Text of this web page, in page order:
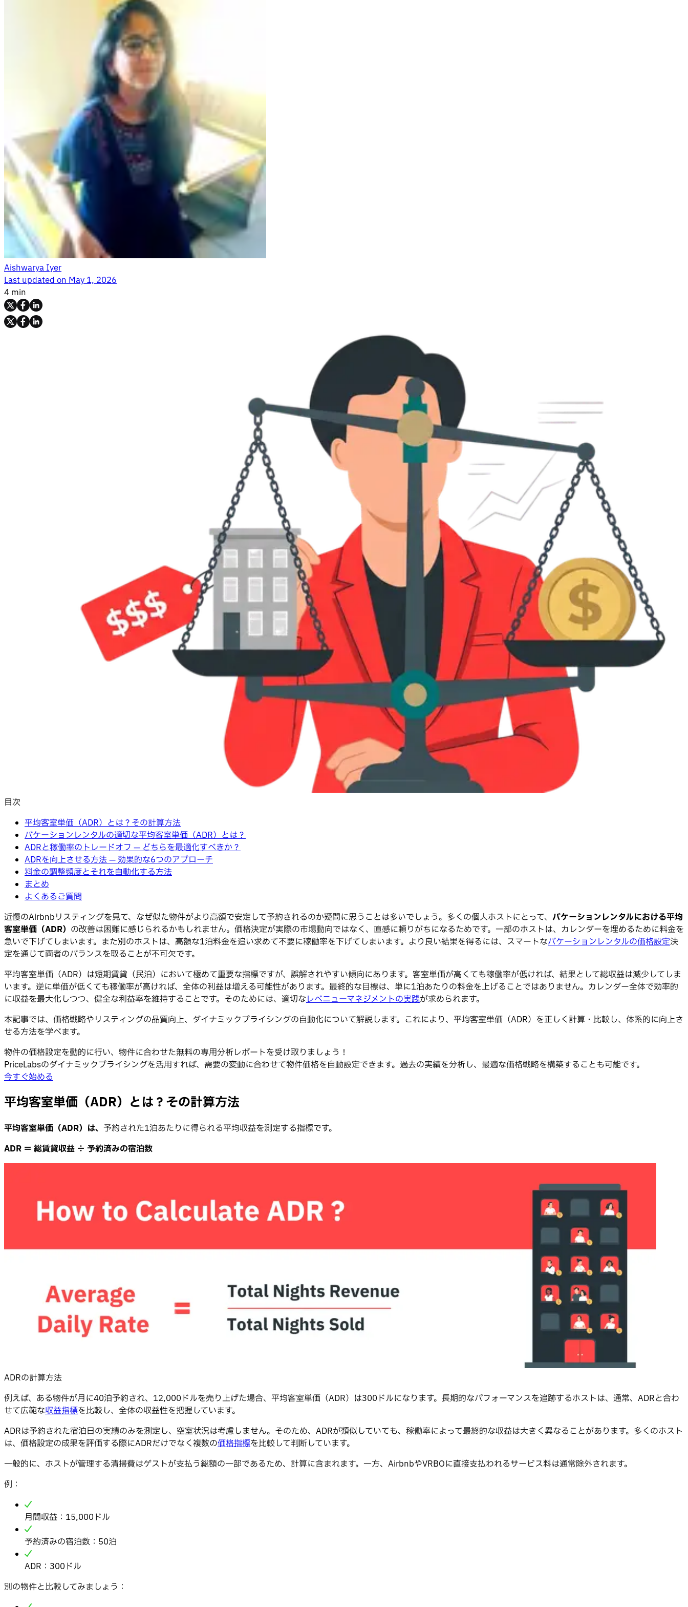
Aishwarya Iyer
Last updated onMay 1, 2026
4 min
目次
平均客室単価（ADR）とは？その計算方法
バケーションレンタルの適切な平均客室単価（ADR）とは？
ADRと稼働率のトレードオフ — どちらを最適化すべきか？
ADRを向上させる方法 — 効果的な6つのアプローチ
料金の調整頻度とそれを自動化する方法
まとめ
よくあるご質問
近慢のAirbnbリスティングを見て、なぜ似た物件がより高額で安定して予約されるのか疑問に思うことは多いでしょう。多くの個人ホストにとって、 バケーションレンタルにおける平均
客室単価（ADR） の改善は困難に感じられるかもしれません。価格決定が実際の市場動向ではなく、直感に頼りがちになるためです。一部のホストは、カレンダーを埋めるために料金を
急いで下げてしまいます。また別のホストは、高額な1泊料金を追い求めて不要に稼働率を下げてしまいます。より良い結果を得るには、スマートなバケーションレンタルの価格設定決
定を通じて両者のバランスを取ることが不可欠です。
平均客室単価（ADR）は短期賃貸（民泊）において極めて重要な指標ですが、誤解されやすい傾向にあります。客室単価が高くても稼働率が低ければ、結果として総収益は減少してしま
います。逆に単価が低くても稼働率が高ければ、全体の利益は増える可能性があります。最終的な目標は、単に1泊あたりの料金を上げることではありません。カレンダー全体で効率的
に収益を最大化しつつ、健全な利益率を維持することです。そのためには、適切なレベニューマネジメントの実践が求められます。
本記事では、価格戦略やリスティングの品質向上、ダイナミックプライシングの自動化について解説します。これにより、平均客室単価（ADR）を正しく計算・比較し、体系的に向上さ
せる方法を学べます。
物件の価格設定を動的に行い、物件に合わせた無料の専用分析レポートを受け取りましょう！
PriceLabsのダイナミックプライシングを活用すれば、需要の変動に合わせて物件価格を自動設定できます。過去の実績を分析し、最適な価格戦略を構築することも可能です。
今すぐ始める
平均客室単価（ADR）とは？その計算方法
平均客室単価（ADR）は、 予約された1泊あたりに得られる平均収益を測定する指標です。
ADR ＝ 総賃貸収益 ÷ 予約済みの宿泊数
ADRの計算方法
例えば、ある物件が月に40泊予約され、12,000ドルを売り上げた場合、平均客室単価（ADR）は300ドルになります。長期的なパフォーマンスを追跡するホストは、通常、ADRと合わ
せて広範な収益指標を比較し、全体の収益性を把握しています。
ADRは予約された宿泊日の実績のみを測定し、空室状況は考慮しません。そのため、ADRが類似していても、稼働率によって最終的な収益は大きく異なることがあります。多くのホスト
は、価格設定の成果を評価する際にADRだけでなく複数の価格指標を比較して判断しています。
一般的に、ホストが管理する清掃費はゲストが支払う総額の一部であるため、計算に含まれます。一方、AirbnbやVRBOに直接支払われるサービス料は通常除外されます。
例：
月間収益：15,000ドル
予約済みの宿泊数：50泊
ADR：300ドル
別の物件と比較してみましょう：